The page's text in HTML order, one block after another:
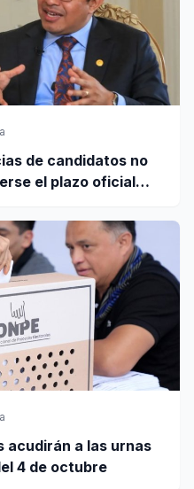
de candidatos no
el plazo oficial
acudirán a las urnas
4 de octubre